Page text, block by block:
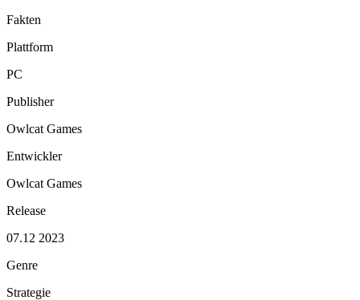
Fakten
Plattform
PC
Publisher
Owlcat Games
Entwickler
Owlcat Games
Release
07.12 2023
Genre
Strategie